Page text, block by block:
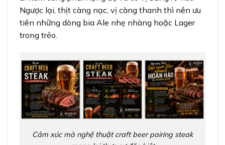
Ngược lại, thịt càng nạc, vị càng thanh thì nên ưu
tiên những dòng bia Ale nhẹ nhàng hoặc Lager
trong trẻo.
Cảm xúc mà nghệ thuật craft beer pairing steak